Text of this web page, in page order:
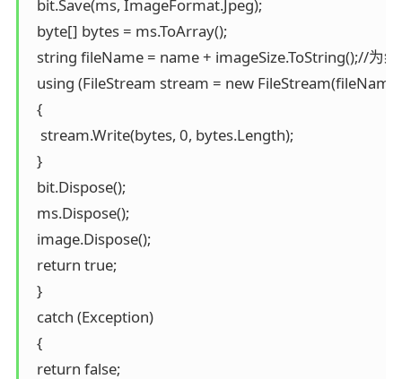
  bit.Save(ms, ImageFormat.Jpeg);
  byte[] bytes = ms.ToArray();
string fileName = name + imageSize.ToString();//为
using (FileStream stream = new
  {
   stream.Write(bytes, 0, bytes.Length);
  }
  bit.Dispose();
  ms.Dispose();
  image.Dispose();
  return true;
  }
  catch (Exception)
  {
  return false;